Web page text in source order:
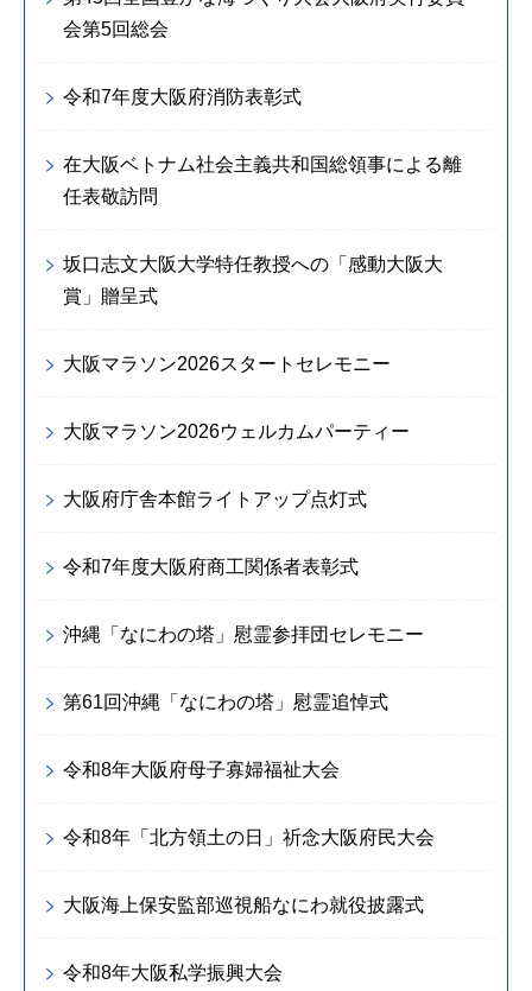
会第5回総会
令和7年度大阪府消防表彰式
在大阪ベトナム社会主義共和国総領事による離
任表敬訪問
坂口志文大阪大学特任教授への「感動大阪大
賞」贈呈式
大阪マラソン2026スタートセレモニー
大阪マラソン2026ウェルカムパーティー
大阪府庁舎本館ライトアップ点灯式
令和7年度大阪府商工関係者表彰式
沖縄「なにわの塔」慰霊参拝団セレモニー
第61回沖縄「なにわの塔」慰霊追悼式
令和8年大阪府母子寡婦福祉大会
令和8年「北方領土の日」祈念大阪府民大会
大阪海上保安監部巡視船なにわ就役披露式
令和8年大阪私学振興大会